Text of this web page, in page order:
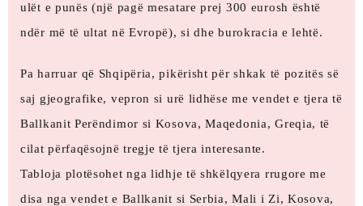
ulët e punës (një pagë mesatare prej 300 eurosh është
ndër më të ultat në Evropë), si dhe burokracia e lehtë.
Pa harruar që Shqipëria, pikërisht për shkak të pozitës së
saj gjeografike, vepron si urë lidhëse me vendet e tjera të
Ballkanit Perëndimor si Kosova, Maqedonia, Greqia, të
cilat përfaqësojnë tregje të tjera interesante.
Tabloja plotësohet nga lidhje të shkëlqyera rrugore me
disa nga vendet e Ballkanit si Serbia, Mali i Zi, Kosova,